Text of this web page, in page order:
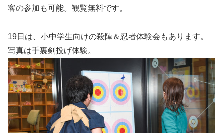
客の参加も可能。観覧無料です。
19日は、小中学生向けの殺陣＆忍者体験会もあります。
写真は手裏剣投げ体験。